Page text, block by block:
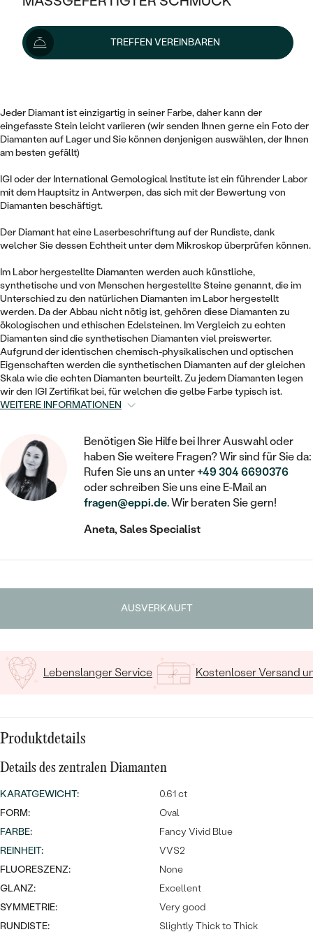
KLASSISCH
MEMOIRE
V-FORM
VINTAGE
GEHÄMMERTE
VON HAND GRAVIERTE
MIT FÜLLUNG
IM SET
NACH PREIS
LUXURIÖSE
Meistverkaufte
ANSCHAUEN
MIT MEHREREN DIAMANTEN
HALO
VINTAGE
IM SET
AUSSERGEWÖHNLICH
GESTALTE EINEN RING
WÄHLE EINEN RING
DIAMANTEN ZUM EINFASSEN
LAB GROWN DIAMANTEN ZUM
EINFASSEN
FARBIGE DIAMANTEN ZUM EINFASSEN
MIT DIAMANT
MIT LAB GROWN DIAMANT
MIT MOISSANIT
MIT FARBIGEN DIAMANTEN
MIT SCHWARZEN DIAMANTEN
MIT SALT AND PEPPER DIAMANTEN
MIT EDELSTEIN
GOLD
PLATIN
SILBER
AUSVERKAUF
WENN SCHMUCK HILFT
OHRRINGE
ANHÄNGER / KETTEN
ARMBÄNDER
SCHMUCKSET
HERRENSCHMUCK
SCHMUCK FÜR KINDER
BROSCHEN
SCHMUCKZUBEHÖR
NACH MATERIAL
GOLD
NACH STEIN
EDELSTEINSCHMUCK
SCHMUCK MIT LAB GROWN
PERLENSCHMUCK
PERSONALISIERT
SYMBOLISCH
MINIMALISTISCH
NACH ANLASS
PLATIN
OHRSTECKER
CREOLEN
MINIMALISTISCHE
HERZ
KINDER
PIERCINGS
NACH STEIN
MIT EDELSTEIN
PERLENOHRRINGE
GOLD
SILBER
NACH STYL
ZUR GEBURT EINES KINDES
PERSONALISIERT
MIT STERNZEICHEN
MINIMALISTISCH
MEDAILLON
KETTEN
HERZKETTEN
MIT TIEREN
NACH EDELSTEIN
MIT DIAMANT
PREISWERTE
LUXURIÖSE
AUSVERKAUF
GOLD
SILBER
PLATIN
MEMOIRE
MINIMALISTISCHE
STATEMENT
SIEGELRINGE
PERSONALISIERT
MIT DIAMANT
MIT EDELSTEIN
PERLENRINGE
LUXURIÖSE
TREFFEN VEREINBAREN
1 369 €
Lieferoptionen
Jeder Diamant ist einzigartig in seiner Farbe, daher kann der
eingefasste Stein leicht variieren (wir senden Ihnen gerne ein Foto der
Diamanten auf Lager und Sie können denjenigen auswählen, der Ihnen
am besten gefällt)
IGI oder der International Gemological Institute ist ein führender Labor
mit dem Hauptsitz in Antwerpen, das sich mit der Bewertung von
Diamanten beschäftigt.
Der Diamant hat eine Laserbeschriftung auf der Rundiste, dank
welcher Sie dessen Echtheit unter dem Mikroskop überprüfen können.
Im Labor hergestellte Diamanten werden auch künstliche,
synthetische und von Menschen hergestellte Steine genannt, die im
Unterschied zu den natürlichen Diamanten im Labor hergestellt
werden. Da der Abbau nicht nötig ist, gehören diese Diamanten zu
ökologischen und ethischen Edelsteinen. Im Vergleich zu echten
Diamanten sind die synthetischen Diamanten viel preiswerter.
Aufgrund der identischen chemisch-physikalischen und optischen
Eigenschaften werden die synthetischen Diamanten auf der gleichen
Skala wie die echten Diamanten beurteilt. Zu jedem Diamanten legen
wir den IGI Zertifikat bei, für welchen die gelbe Farbe typisch ist.
WEITERE INFORMATIONEN
Benötigen Sie Hilfe bei Ihrer Auswahl oder
haben Sie weitere Fragen? Wir sind für Sie da:
Rufen Sie uns an unter+49 304 6690376
oder schreiben Sie uns eine E-Mail an
fragen@eppi.de. Wir beraten Sie gern!
Aneta, Sales Specialist
AUSVERKAUFT
Lebenslanger Service Kostenloser Versand
Produktdetails
Details des zentralen Diamanten
KARATGEWICHT:
0.61 ct
FORM:
Oval
FARBE:
Fancy Vivid Blue
REINHEIT:
VVS2
FLUORESZENZ:
None
GLANZ:
Excellent
SYMMETRIE:
Very good
RUNDISTE:
Slightly Thick to Thick